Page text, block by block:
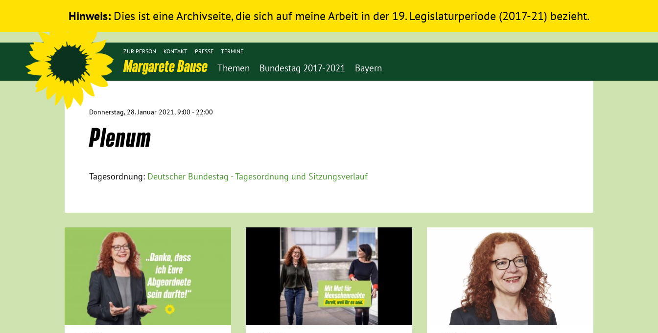
Hinweis: Dies ist eine Archivseite, die sich auf meine Arbeit in der 19. Legislaturperiode (2017-21) bezieht.
Margarete Bause Themen Bundestag 2017-2021 Bayern
ZUR PERSON KONTAKT PRESSE TERMINE
Donnerstag, 28. Januar 2021, 9:00 - 22:00
Plenum
Tagesordnung: Deutscher Bundestag - Tagesordnung und Sitzungsverlauf